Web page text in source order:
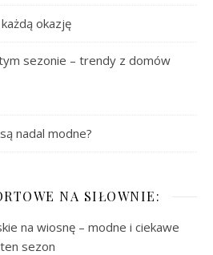
okazję
sezonie – trendy z domów
nadal modne?
NA SIŁOWNIE:
na wiosnę – modne i ciekawe
sezon